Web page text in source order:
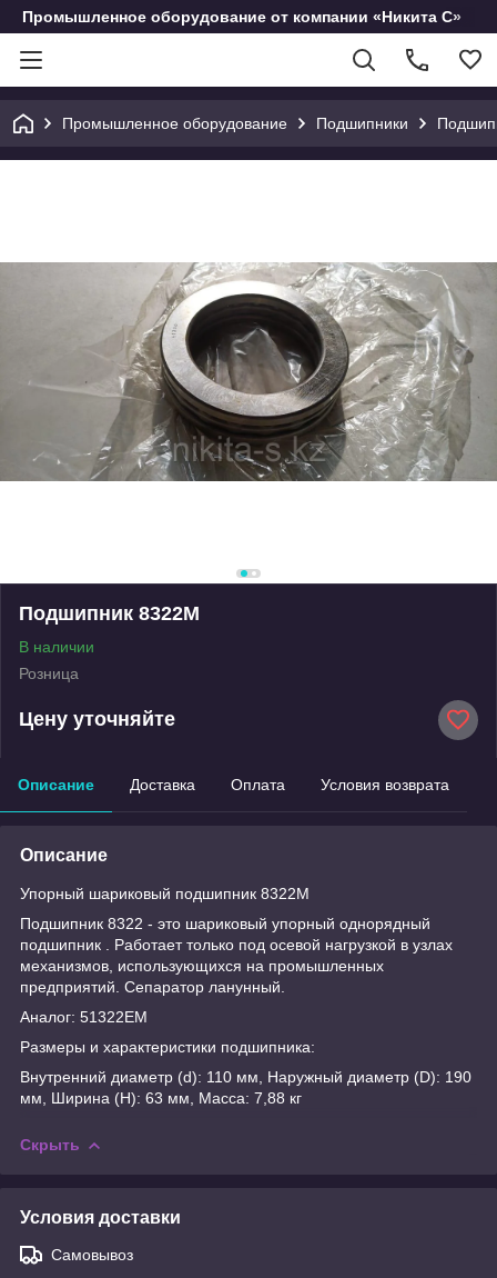
Промышленное оборудование от компании «Никита С»
Промышленное оборудование Подшипники
Подшипник 8322М
В наличии
Розница
Цену уточняйте
Описание Доставка Оплата Условия возврата
Описание
Упорный шариковый подшипник 8322М
Подшипник 8322 - это шариковый упорный однорядный
подшипник . Работает только под осевой нагрузкой в узлах
механизмов, использующихся на промышленных
предприятий. Сепаратор ланунный.
Аналог: 51322ЕМ
Размеры и характеристики подшипника:
Внутренний диаметр (d): 110 мм, Наружный диаметр (D): 190
мм, Ширина (H): 63 мм, Масса: 7,88 кг
Скрыть
Условия доставки
Самовывоз